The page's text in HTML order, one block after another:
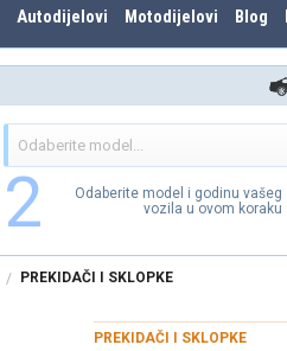
Autodijelovi Motodijelovi Blog
2
Odaberite model i godinu vašeg
vozila u ovom koraku
/ PREKIDAČI I SKLOPKE
PREKIDAČI I SKLOPKE